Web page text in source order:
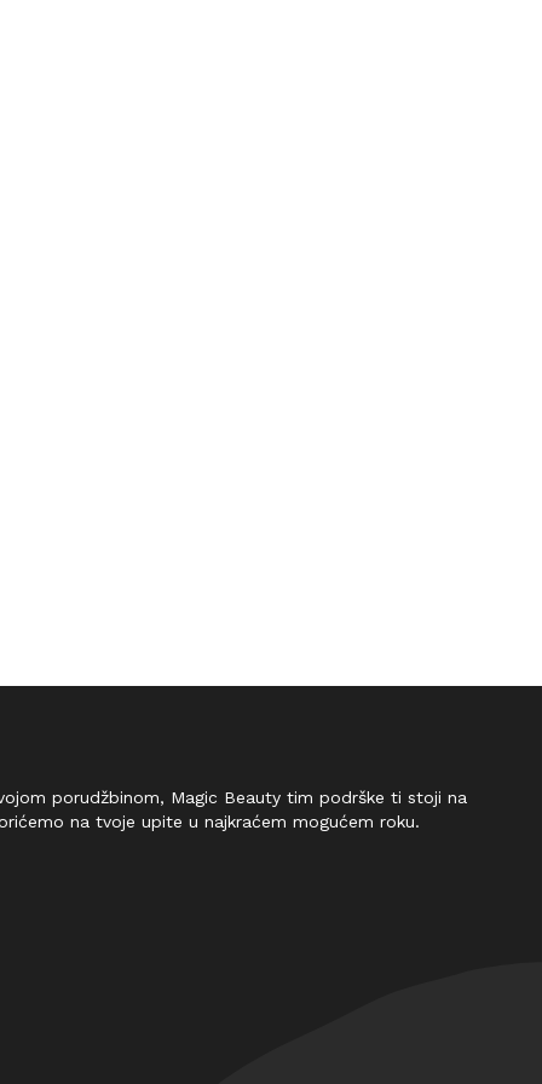
porudžbinom, Magic Beauty tim podrške ti stoji na
na tvoje upite u najkraćem mogućem roku.